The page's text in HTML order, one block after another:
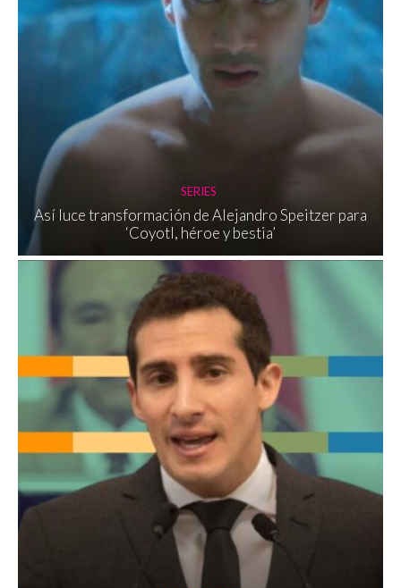
SERIES
Así luce transformación de Alejandro Speitzer para
‘Coyotl, héroe y bestia’